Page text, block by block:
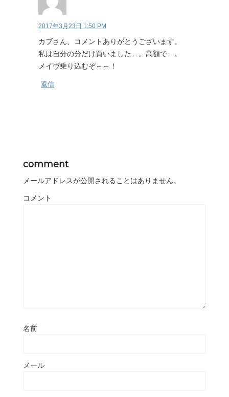
2017年3月23日 1:50 PM
カブさん、コメントありがとうございます。
私は自分の分だけ買いました…。高額で…。
メイヴ乗り込むぞ～～！
返信
comment
メールアドレスが公開されることはありません。
コメント
名前
メール